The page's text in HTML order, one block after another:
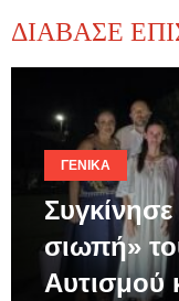
ΔΙΑΒΑΣΕ
ΓΕΝΙΚΆ
σιωπή»
Αυτισμού